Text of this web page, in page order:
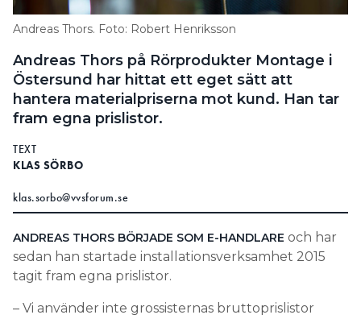
Om tidningen
Kontakt
Search for:
Andreas Thors. Foto: Robert Henriksson
Andreas Thors på Rörprodukter Montage i
Östersund har hittat ett eget sätt att
hantera materialpriserna mot kund. Han tar
fram egna prislistor.
TEXT
KLAS SÖRBO
klas.sorbo@vvsforum.se
ANDREAS THORS BÖRJADE SOM E-HANDLARE och har
sedan han startade installationsverksamhet 2015
tagit fram egna prislistor.
– Vi använder inte grossisternas bruttoprislistor